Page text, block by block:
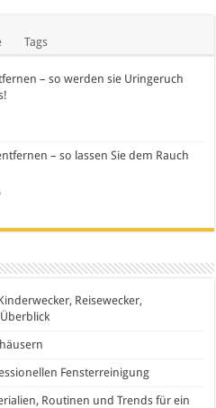
Tags
– so werden sie Uringeruch
– so lassen Sie dem Rauch
Reisewecker,
Fensterreinigung
Routinen und Trends für ein